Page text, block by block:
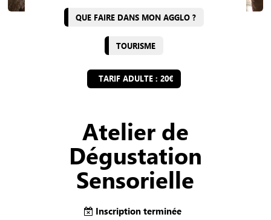
QUE FAIRE DANS MON AGGLO ?
TOURISME
TARIF ADULTE : 20€
Atelier de
Dégustation
Sensorielle
Inscription terminée